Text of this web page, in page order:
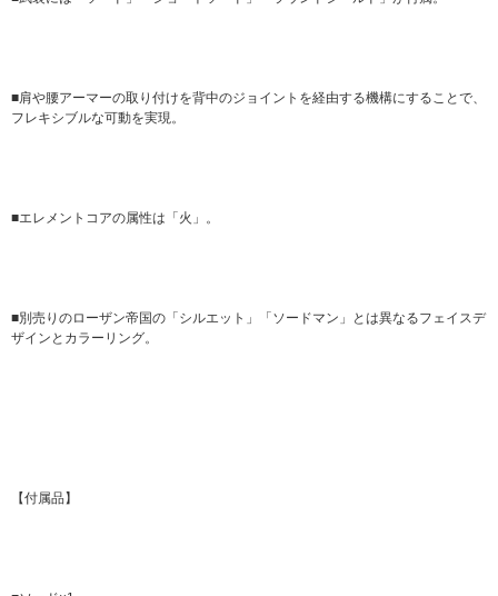
■肩や腰アーマーの取り付けを背中のジョイントを経由する機構にすることで、
フレキシブルな可動を実現。
■エレメントコアの属性は「火」。
■別売りのローザン帝国の「シルエット」「ソードマン」とは異なるフェイスデ
ザインとカラーリング。
【付属品】